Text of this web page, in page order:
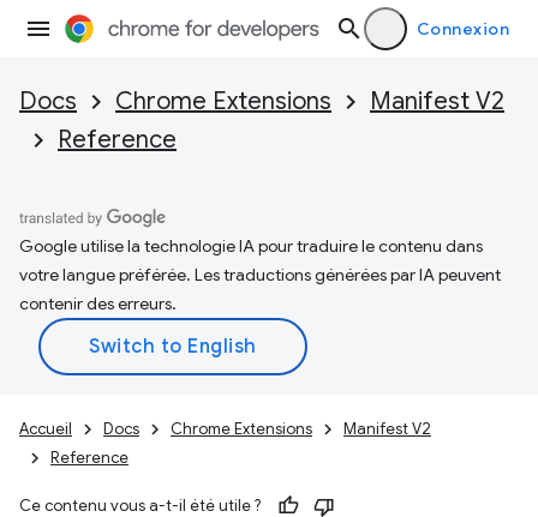
Connexion
Docs Chrome Extensions
Manifest V2
Reference
Google utilise la technologie IA pour traduire le contenu dans
votre langue préférée. Les traductions générées par IA peuvent
contenir des erreurs.
Accueil Docs Chrome Extensions
Manifest V2
Reference
Ce contenu vous a-t-il été utile ?